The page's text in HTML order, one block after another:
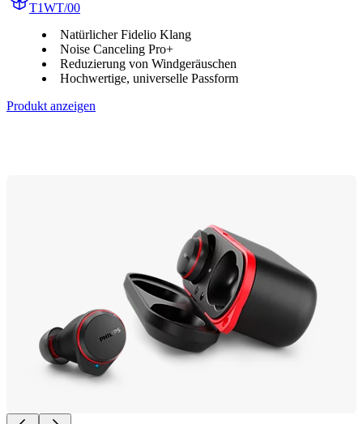
T1WT/00
Natürlicher Fidelio Klang
Noise Canceling Pro+
Reduzierung von Windgeräuschen
Hochwertige, universelle Passform
Produkt anzeigen